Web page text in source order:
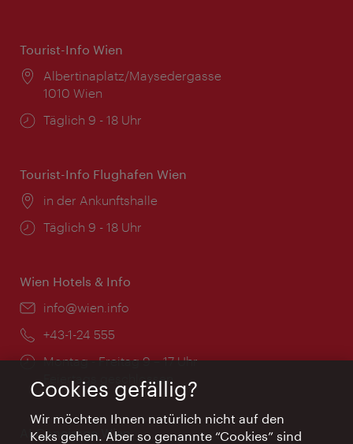
Tourist-Info Wien
Ort:
Albertinaplatz/Maysedergasse
1010 Wien
Öffnungszeiten:
Täglich 9 - 18 Uhr
Tourist-Info Flughafen Wien
Ort:
in der Ankunftshalle
Öffnungszeiten:
Täglich 9 - 18 Uhr
Wien Hotels & Info
Email:
info@wien.info
Telefon:
+43-1-24 555
Öffnungszeiten:
Montag - Freitag 9 – 17 Uhr
Feiertags geschlossen
AI Concierge Wien
Cookies gefällig?
Wir möchten Ihnen natürlich nicht auf den
Keks gehen. Aber so genannte “Cookies” sind